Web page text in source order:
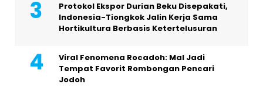
Protokol Ekspor Durian Beku Disepakati,
Indonesia-Tiongkok Jalin Kerja Sama
Hortikultura Berbasis Ketertelusuran
Viral Fenomena Rocadoh: Mal Jadi
Tempat Favorit Rombongan Pencari
Jodoh